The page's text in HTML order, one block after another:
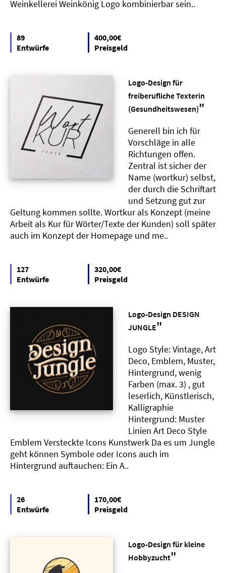
Weinkellerei Weinkönig Logo kombinierbar sein..
89
Entwürfe
400,00€
Preisgeld
Logo-Design für
freiberufliche Texterin
(Gesundheitswesen)"
Generell bin ich für
Vorschläge in alle
Richtungen offen.
Zentral ist sicher der
Name (wortkur) selbst,
der durch die Schriftart
und Setzung gut zur
Geltung kommen sollte. Wortkur als Konzept (meine
Arbeit als Kur für Wörter/Texte der Kunden) soll später
auch im Konzept der Homepage und me..
127
Entwürfe
320,00€
Preisgeld
Logo-Design DESIGN
JUNGLE"
Logo Style: Vintage, Art
Deco, Emblem, Muster,
Hintergrund, wenig
Farben (max. 3) , gut
leserlich, Künstlerisch,
Kalligraphie
Hintergrund: Muster
Linien Art Deco Style
Emblem Versteckte Icons Kunstwerk Da es um Jungle
geht können Symbole oder Icons auch im
Hintergrund auftauchen: Ein A..
26
Entwürfe
170,00€
Preisgeld
Logo-Design für kleine
Hobbyzucht"